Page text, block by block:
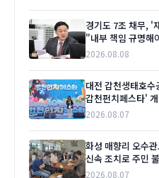
경기도 7조 채무, '
"내부 책임 규명해
2026.08.08
대전 갑천생태호
갑천펀치페스타'
2026.08.07
화성 매향리 오수
신속 조치로 주민
2026.08.07